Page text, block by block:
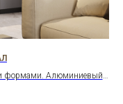
формами. Алюминиевый